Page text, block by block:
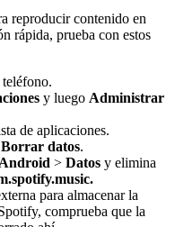
reproducir contenido en
rápida, prueba con estos
teléfono.
y luego Administrar
de aplicaciones.
Borrar datos.
Android > Datos y elimina
para almacenar la
comprueba que la